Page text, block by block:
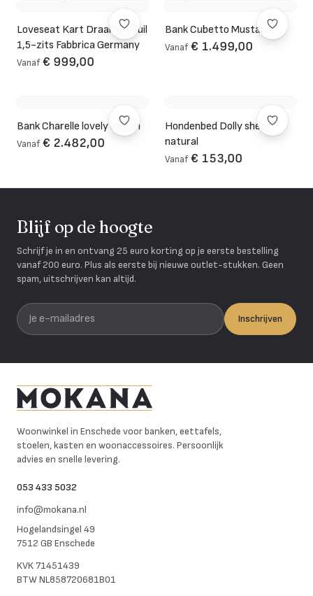
Loveseat Kart Draaifauteuil
1,5-zits Fabbrica Germany
Vanaf € 999,00
Bank Cubetto Mustard
Vanaf € 1.499,00
Bank Charelle lovely cream
Vanaf € 2.482,00
Hondenbed Dolly sheep
natural
Vanaf € 153,00
Blijf op de hoogte
Schrijf je in en ontvang 25 euro korting op je eerste bestelling
vanaf 200 euro. Plus als eerste bij nieuwe outlet-stukken. Geen
spam, uitschrijven kan altijd.
Je e-mailadres
Inschrijven
Woonwinkel in Enschede voor banken, eettafels,
stoelen, kasten en woonaccessoires. Persoonlijk
advies en snelle levering.
053 433 5032
info@mokana.nl
Hogelandsingel 49
7512 GB Enschede
KVK71451439
BTWNL858720681B01